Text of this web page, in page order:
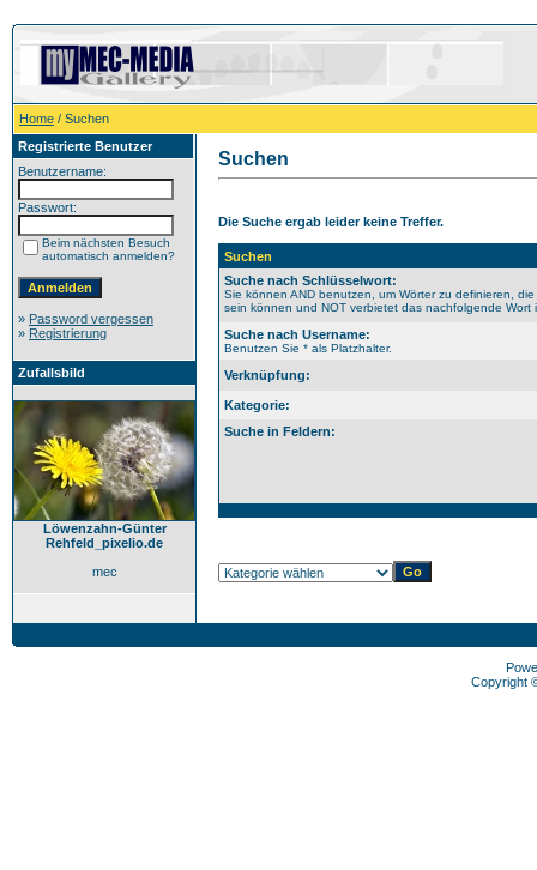
Home / Suchen
Registrierte Benutzer
Benutzername:
Passwort:
Beim nächsten Besuch
automatisch anmelden?
» Password vergessen
» Registrierung
Zufallsbild
Löwenzahn-Günter
Rehfeld_pixelio.de
mec
Suchen
Die Suche ergab leider keine Treffer.
Suchen
Suche nach Schlüsselwort:
Sie können AND benutzen, um Wörter zu definieren,
sein können und NOT verbietet das nachfolgende Wort
Suche nach Username:
Benutzen Sie * als Platzhalter.
Verknüpfung:
Kategorie:
Suche in Feldern:
Copyright